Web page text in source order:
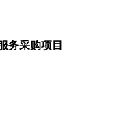
务采购项目